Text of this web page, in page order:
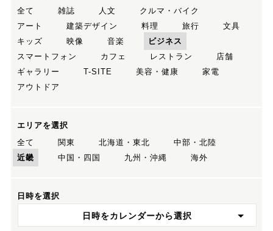
全て
雑誌 人文
クルマ・バイク
アート
建築デザイン 料理 旅行
文具
キッズ
映像 音楽
ビジネス
スマートフォン
カフェ レストラン
店舗
ギャラリー
T-SITE 美容・健康
家電
アウトドア
エリアを選択
全て
関東 北海道・東北
中部・北陸
近畿
中国・四国 九州・沖縄 海外
日時を選択
日時をカレンダーから選択